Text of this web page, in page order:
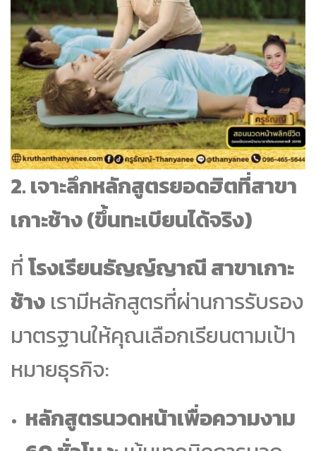
2. เจาะลึกหลักสูตรยอดฮิตที่สาขา
เกาะช้าง (ขึ้นทะเบียนได้จริง)
ที่โรงเรียนธัญญ์ญาณี สาขาเกาะ
ช้าง เรามีหลักสูตรที่ผ่านการรับรอง
มาตรฐานให้คุณเลือกเรียนตามเป้า
หมายธุรกิจ:
หลักสูตรนวดหน้าเพื่อความงาม